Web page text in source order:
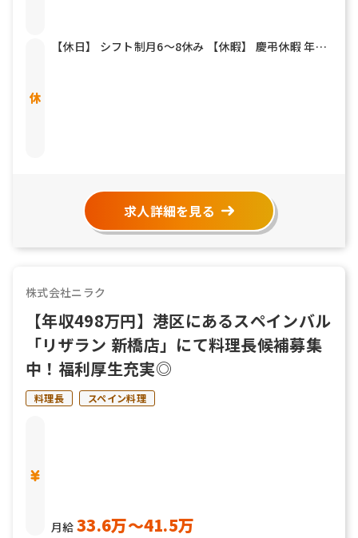
【休日】 シフト制月6～8休み 【休暇】 慶弔休暇 年末
求人詳細を見る
株式会社ニラク
【年収498万円】港区にあるスペインバル
「リザラン 新橋店」にて料理長候補募集
中！福利厚生充実◎
料理長 スペイン料理
月給 33.6万〜41.5万